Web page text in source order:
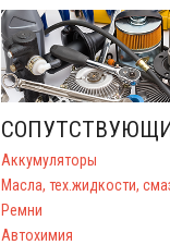
Аккумуляторы
Масла, тех.жидкости,
Ремни
Автохимия